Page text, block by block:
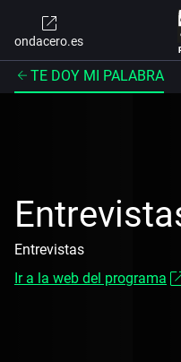
ondacero.es
TE DOY MI PALABRA
Entrevistas
Ir a la web del programa